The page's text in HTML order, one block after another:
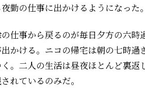
勤の仕事に出かけるようになった。
仕事から戻るのが毎日夕方の六時
かける。ニコの帰宅は朝の七時
。二人の生活は昼夜ほとんど裏
れているのみだ。